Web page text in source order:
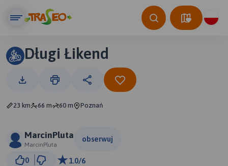
Długi Łikend
23 km 66 m 60 m Poznań
MarcinPluta
MarcinPluta
obserwuj
0 1.0/6